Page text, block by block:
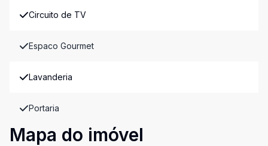
Circuito de TV
Espaco Gourmet
Lavanderia
Portaria
Mapa do imóvel